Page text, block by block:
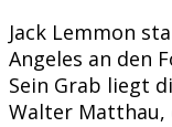
Jack Lemmon
Angeles an den
Sein Grab liegt
Walter Matthau,